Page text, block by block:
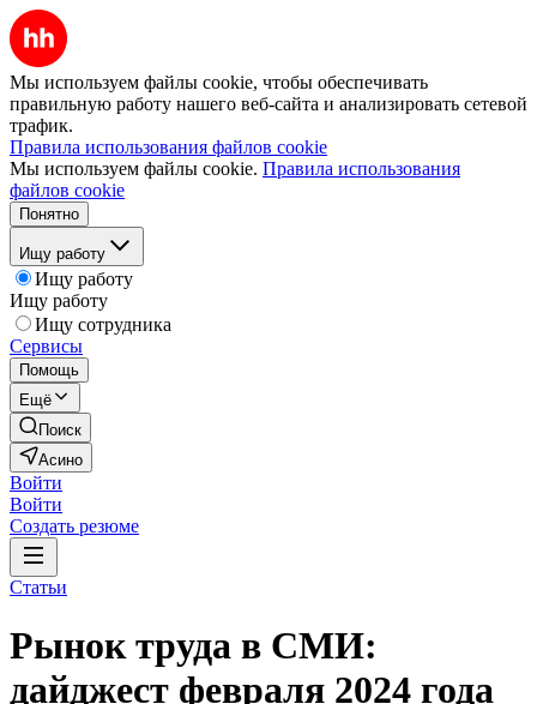
Мы используем файлы cookie, чтобы обеспечивать
правильную работу нашего веб-сайта и анализировать сетевой
трафик.
Правила использования файлов cookie
Мы используем файлы cookie. Правила использования
файлов cookie
Понятно
Ищу работу
Ищу работу
Ищу работу
Ищу сотрудника
Сервисы
Помощь
Ещё
Поиск
Асино
Войти
Войти
Создать резюме
Статьи
Рынок труда в СМИ:
дайджест февраля 2024 года